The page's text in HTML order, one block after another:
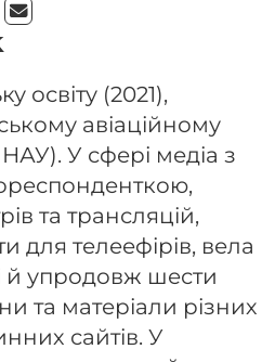
освіту (2021),
авіаційному
НАУ). У сфері медіа з
та трансляцій,
для телеефірів, вела
й упродовж шести
та матеріали різних
сайтів. У